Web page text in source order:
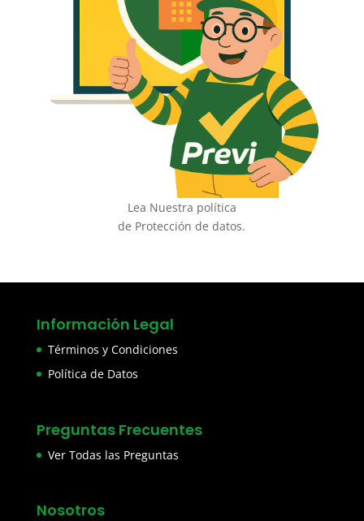
Lea Nuestra política
de Protección de datos.
Información Legal
Términos y Condiciones
Política de Datos
Preguntas Frecuentes
Ver Todas las Preguntas
Nosotros